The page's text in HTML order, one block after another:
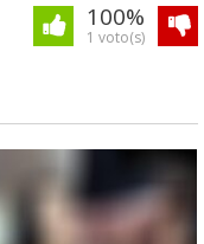
100%
1 voto(s)